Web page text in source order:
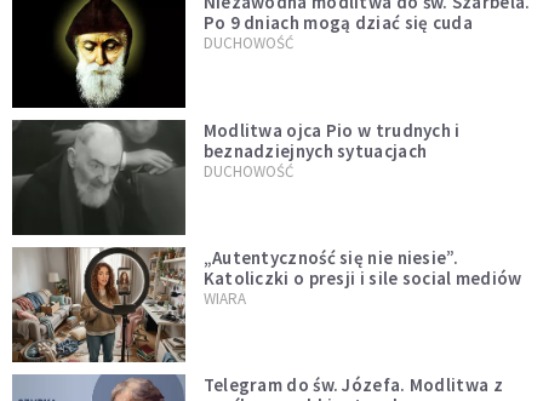
Po 9 dniach mogą dziać się cuda
DUCHOWOŚĆ
Modlitwa ojca Pio w trudnych i
beznadziejnych sytuacjach
DUCHOWOŚĆ
„Autentyczność się nie niesie”.
Katoliczki o presji i sile social mediów
WIARA
Telegram do św. Józefa. Modlitwa z